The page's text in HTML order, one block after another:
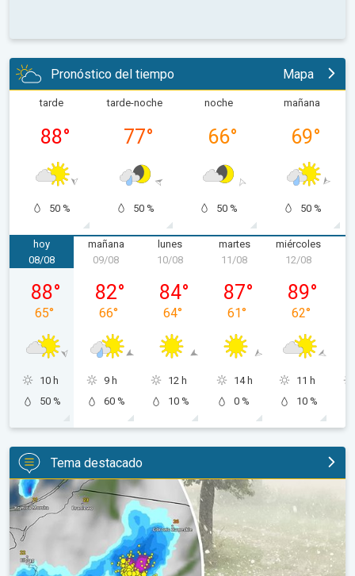
Pronóstico del tiempo Mapa
tarde
88°
50 %
tarde-noche
77°
50 %
noche
66°
50 %
mañana
69°
50 %
hoy
sábado, 08/08
08/08
88°
65°
10 h
50 %
mañana
domingo, 09/08
09/08
82°
66°
9 h
60 %
lunes
10/08
84°
64°
12 h
10 %
martes
11/08
87°
61°
14 h
0 %
miércoles
12/08
89°
62°
11 h
10 %
Tema destacado
Granizo gigante en Polonia. Tormentas severas. . .